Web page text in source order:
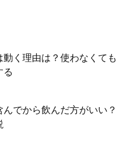
く理由は？使わなくても
る
でから飲んだ方がいい？